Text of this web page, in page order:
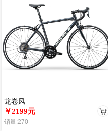
龙卷风
￥2199元
销量:270